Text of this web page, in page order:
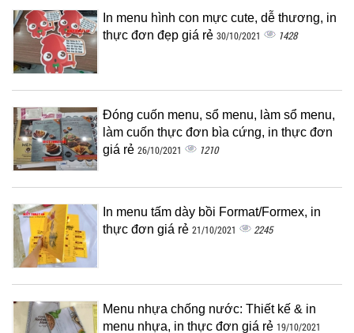
In menu hình con mực cute, dễ thương, in
thực đơn đẹp giá rẻ 30/10/2021 1428
Đóng cuốn menu, sổ menu, làm sổ menu,
làm cuốn thực đơn bìa cứng, in thực đơn
giá rẻ 26/10/2021 1210
In menu tấm dày bồi Format/Formex, in
thực đơn giá rẻ 21/10/2021 2245
Menu nhựa chống nước: Thiết kế & in
menu nhựa, in thực đơn giá rẻ 19/10/2021